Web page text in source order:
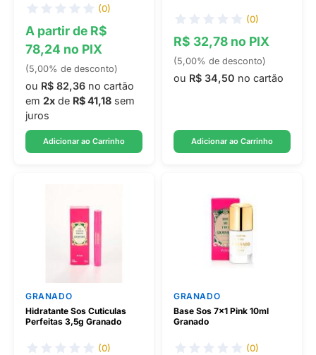
(0)
A partir de R$
78,24 no PIX
(5,00% de desconto)
ou R$ 82,36 no cartão
em 2x de R$ 41,18 sem
juros
Adicionar ao Carrinho
(0)
R$ 32,78 no PIX
(5,00% de desconto)
ou R$ 34,50 no cartão
Adicionar ao Carrinho
GRANADO
Hidratante Sos Cuticulas
Perfeitas 3,5g Granado
(0)
GRANADO
Base Sos 7x1 Pink 10ml
Granado
(0)